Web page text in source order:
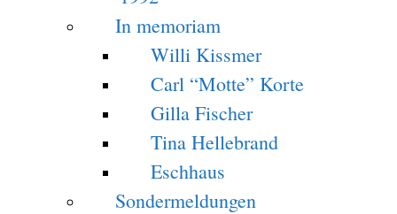
In memoriam
Willi Kissmer
Carl “Motte” Korte
Gilla Fischer
Tina Hellebrand
Eschhaus
Sondermeldungen